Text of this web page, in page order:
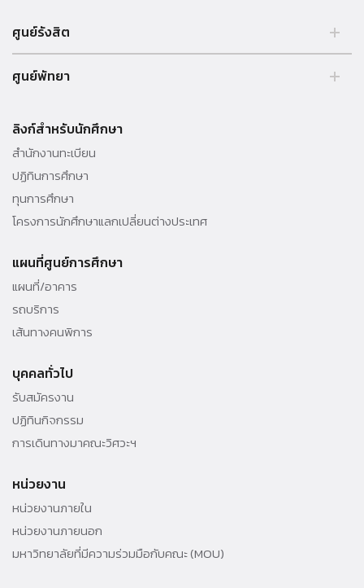
ศูนย์รังสิต
99 หมู่ 18 ถ.พหลโยธิน คลองหลวง รังสิต ปทุมธานี 12121 ประเทศไทย.
Tel. 02 564 3001 -9
ศูนย์พัทยา
010 - 69 ต่อ 3000
ลิงก์สำหรับนักศึกษา
สำนักงานทะเบียน
ปฏิทินการศึกษา
ทุนการศึกษา
โครงการนักศึกษาแลกเปลี่ยนต่างประเทศ
แผนที่ศูนย์การศึกษา
แผนที่/อาคาร
รถบริการ
เส้นทางคนพิการ
บุคคลทั่วไป
รับสมัครงาน
ปฏิทินกิจกรรม
การเดินทางมาคณะวิศวะฯ
หน่วยงาน
หน่วยงานภายใน
หน่วยงานภายนอก
มหาวิทยาลัยที่มีความร่วมมือกับคณะ (MOU)